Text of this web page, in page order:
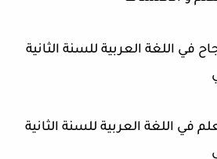
اللغة العربية للسنة الثانية
اللغة العربية للسنة الثانية